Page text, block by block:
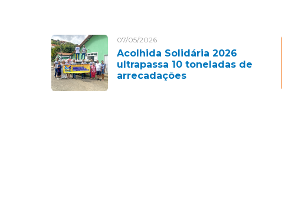
07/05/2026
Acolhida Solidária 2026
ultrapassa 10 toneladas de
arrecadações